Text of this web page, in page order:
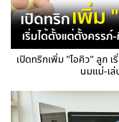
เปิดทริกเพิ่ม "ไอคิว" ลูก
นมแม่-เล่